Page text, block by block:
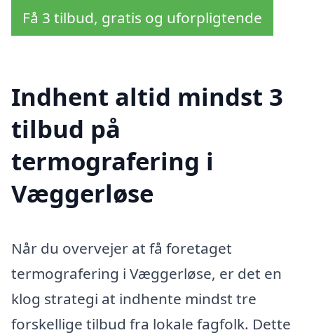
Få 3 tilbud, gratis og uforpligtende
Indhent altid mindst 3
tilbud på
termografering i
Væggerløse
Når du overvejer at få foretaget
termografering i Væggerløse, er det en
klog strategi at indhente mindst tre
forskellige tilbud fra lokale fagfolk. Dette